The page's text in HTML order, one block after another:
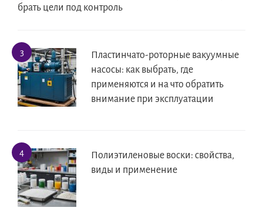
брать цели под контроль
Пластинчато-роторные вакуумные
насосы: как выбрать, где
применяются и на что обратить
внимание при эксплуатации
Полиэтиленовые воски: свойства,
виды и применение